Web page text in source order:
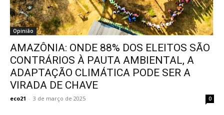
Opinião
AMAZÔNIA: ONDE 88% DOS ELEITOS SÃO
CONTRÁRIOS À PAUTA AMBIENTAL, A
ADAPTAÇÃO CLIMÁTICA PODE SER A
VIRADA DE CHAVE
eco21 - 3 de março de 2025 0